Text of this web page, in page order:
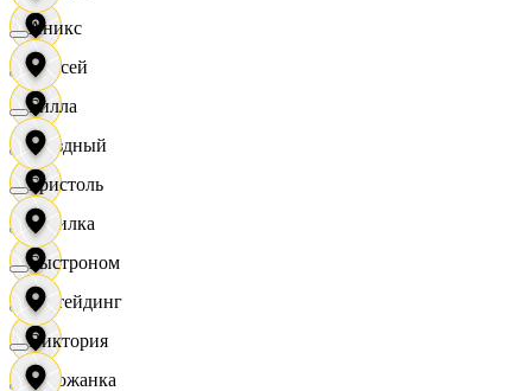
Елисей
Звездный
Горилка
Ижтейдинг
Горожанка
Аникс
Билла
Бристоль
Быстроном
Виктория